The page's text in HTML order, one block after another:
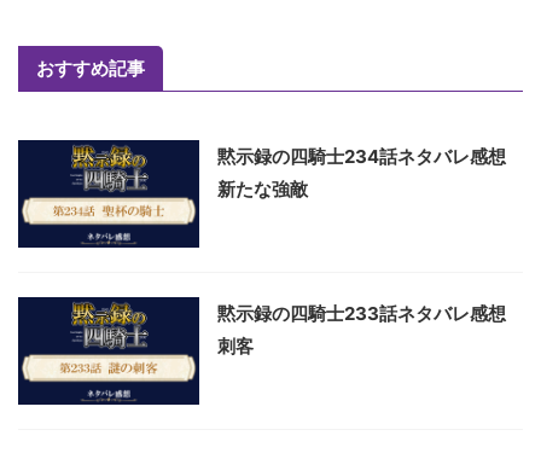
おすすめ記事
黙示録の四騎士234話ネタバレ感想
新たな強敵
黙示録の四騎士233話ネタバレ感想
刺客